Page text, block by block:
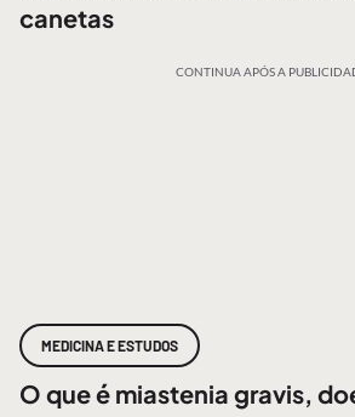
canetas
CONTINUA APÓS A
MEDICINA E ESTUDOS
O que é miastenia gravis,